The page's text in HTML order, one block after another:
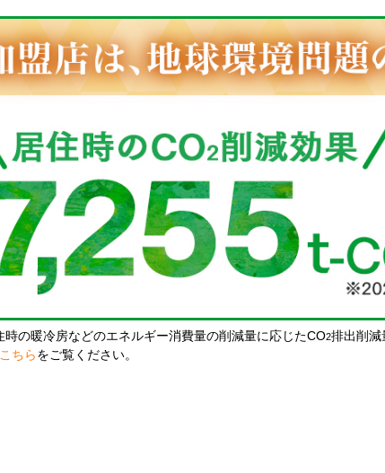
の暖冷房などのエネルギー消費量の削減量に応じたCO2排出削減
こちら をご覧ください。